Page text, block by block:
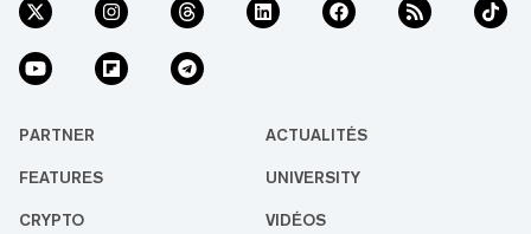
PARTNER ACTUALITÉS
FEATURES UNIVERSITY
CRYPTO VIDÉOS